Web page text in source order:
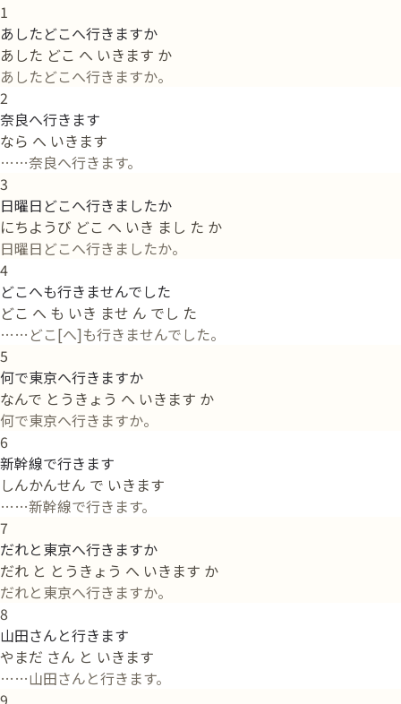
1
あしたどこへ行きますか
あした どこ へ いきます か
あしたどこへ行きますか。
2
奈良へ行きます
なら へ いきます
……奈良へ行きます。
3
日曜日どこへ行きましたか
にちようび どこ へ いき まし た か
日曜日どこへ行きましたか。
4
どこへも行きませんでした
どこ へ も いき ませ ん でし た
……どこ[へ]も行きませんでした。
5
何で東京へ行きますか
なんで とうきょう へ いきます か
何で東京へ行きますか。
6
新幹線で行きます
しんかんせん で いきます
……新幹線で行きます。
7
だれと東京へ行きますか
だれ と とうきょう へ いきます か
だれと東京へ行きますか。
8
山田さんと行きます
やまだ さん と いきます
……山田さんと行きます。